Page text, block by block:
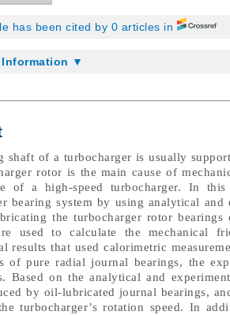
has been cited by 0 articles in
▼
shaft of a turbocharger is usually
rotor is the main cause of
of a high-speed turbocharger. In
bearing system by using analytical
the turbocharger rotor
used to calculate the mechanical
results that used calorimetric
of pure radial journal bearings, the
Based on the analytical and
by oil-lubricated journal bearings,
turbocharger’s rotation speed. In